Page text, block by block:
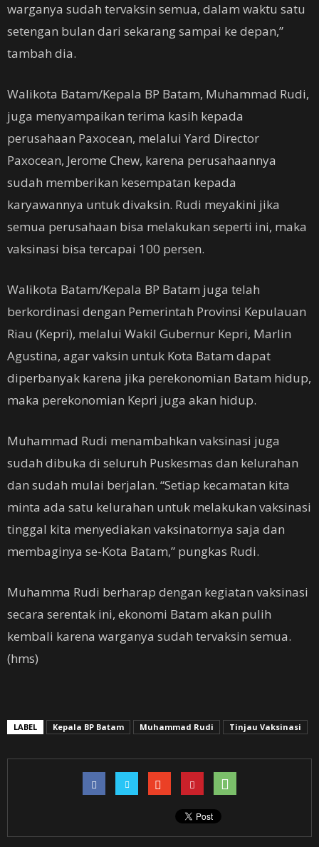
warganya sudah tervaksin semua, dalam waktu satu
setengan bulan dari sekarang sampai ke depan,”
tambah dia.
Walikota Batam/Kepala BP Batam, Muhammad Rudi,
juga menyampaikan terima kasih kepada
perusahaan Paxocean, melalui Yard Director
Paxocean, Jerome Chew, karena perusahaannya
sudah memberikan kesempatan kepada
karyawannya untuk divaksin. Rudi meyakini jika
semua perusahaan bisa melakukan seperti ini, maka
vaksinasi bisa tercapai 100 persen.
Walikota Batam/Kepala BP Batam juga telah
berkordinasi dengan Pemerintah Provinsi Kepulauan
Riau (Kepri), melalui Wakil Gubernur Kepri, Marlin
Agustina, agar vaksin untuk Kota Batam dapat
diperbanyak karena jika perekonomian Batam hidup,
maka perekonomian Kepri juga akan hidup.
Muhammad Rudi menambahkan vaksinasi juga
sudah dibuka di seluruh Puskesmas dan kelurahan
dan sudah mulai berjalan. “Setiap kecamatan kita
minta ada satu kelurahan untuk melakukan vaksinasi
tinggal kita menyediakan vaksinatornya saja dan
membaginya se-Kota Batam,” pungkas Rudi.
Muhamma Rudi berharap dengan kegiatan vaksinasi
secara serentak ini, ekonomi Batam akan pulih
kembali karena warganya sudah tervaksin semua.
(hms)
LABEL Kepala BP Batam Muhammad Rudi Tinjau Vaksinasi